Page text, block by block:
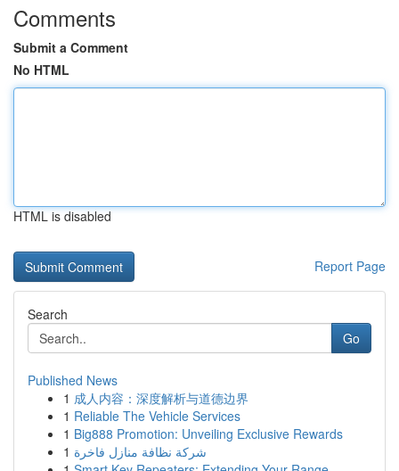
Comments
Submit a Comment
No HTML
HTML is disabled
Report Page
Search
Go
Published News
1 成人内容：深度解析与道德边界
1 Reliable The Vehicle Services
1 Big888 Promotion: Unveiling Exclusive Rewards
1 شركة نظافة منازل فاخرة